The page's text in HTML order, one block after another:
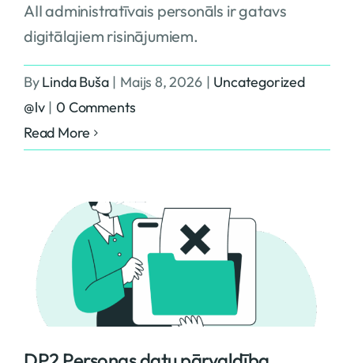
Kontakti
Lv
AII administratīvais personāls ir gatavs
digitālajiem risinājumiem.
ByLinda Buša | Maijs 8, 2026 | Uncategorized
@lv | 0 Comments
Read More